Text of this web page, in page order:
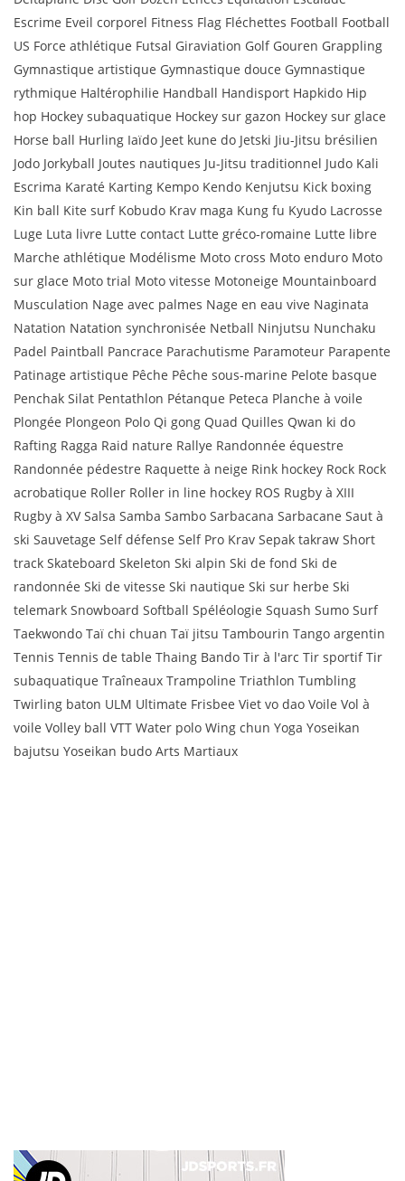
Escrime Eveil corporel Fitness Flag Fléchettes Football Football
US Force athlétique Futsal Giraviation Golf Gouren Grappling
Gymnastique artistique Gymnastique douce Gymnastique
rythmique Haltérophilie Handball Handisport Hapkido Hip
hop Hockey subaquatique Hockey sur gazon Hockey sur glace
Horse ball Hurling Iaïdo Jeet kune do Jetski Jiu-Jitsu brésilien
Jodo Jorkyball Joutes nautiques Ju-Jitsu traditionnel Judo Kali
Escrima Karaté Karting Kempo Kendo Kenjutsu Kick boxing
Kin ball Kite surf Kobudo Krav maga Kung fu Kyudo Lacrosse
Luge Luta livre Lutte contact Lutte gréco-romaine Lutte libre
Marche athlétique Modélisme Moto cross Moto enduro Moto
sur glace Moto trial Moto vitesse Motoneige Mountainboard
Musculation Nage avec palmes Nage en eau vive Naginata
Natation Natation synchronisée Netball Ninjutsu Nunchaku
Padel Paintball Pancrace Parachutisme Paramoteur Parapente
Patinage artistique Pêche Pêche sous-marine Pelote basque
Penchak Silat Pentathlon Pétanque Peteca Planche à voile
Plongée Plongeon Polo Qi gong Quad Quilles Qwan ki do
Rafting Ragga Raid nature Rallye Randonnée équestre
Randonnée pédestre Raquette à neige Rink hockey Rock Rock
acrobatique Roller Roller in line hockey ROS Rugby à XIII
Rugby à XV Salsa Samba Sambo Sarbacana Sarbacane Saut à
ski Sauvetage Self défense Self Pro Krav Sepak takraw Short
track Skateboard Skeleton Ski alpin Ski de fond Ski de
randonnée Ski de vitesse Ski nautique Ski sur herbe Ski
telemark Snowboard Softball Spéléologie Squash Sumo Surf
Taekwondo Taï chi chuan Taï jitsu Tambourin Tango argentin
Tennis Tennis de table Thaing Bando Tir à l'arc Tir sportif Tir
subaquatique Traîneaux Trampoline Triathlon Tumbling
Twirling baton ULM Ultimate Frisbee Viet vo dao Voile Vol à
voile Volley ball VTT Water polo Wing chun Yoga Yoseikan
bajutsu Yoseikan budo Arts Martiaux